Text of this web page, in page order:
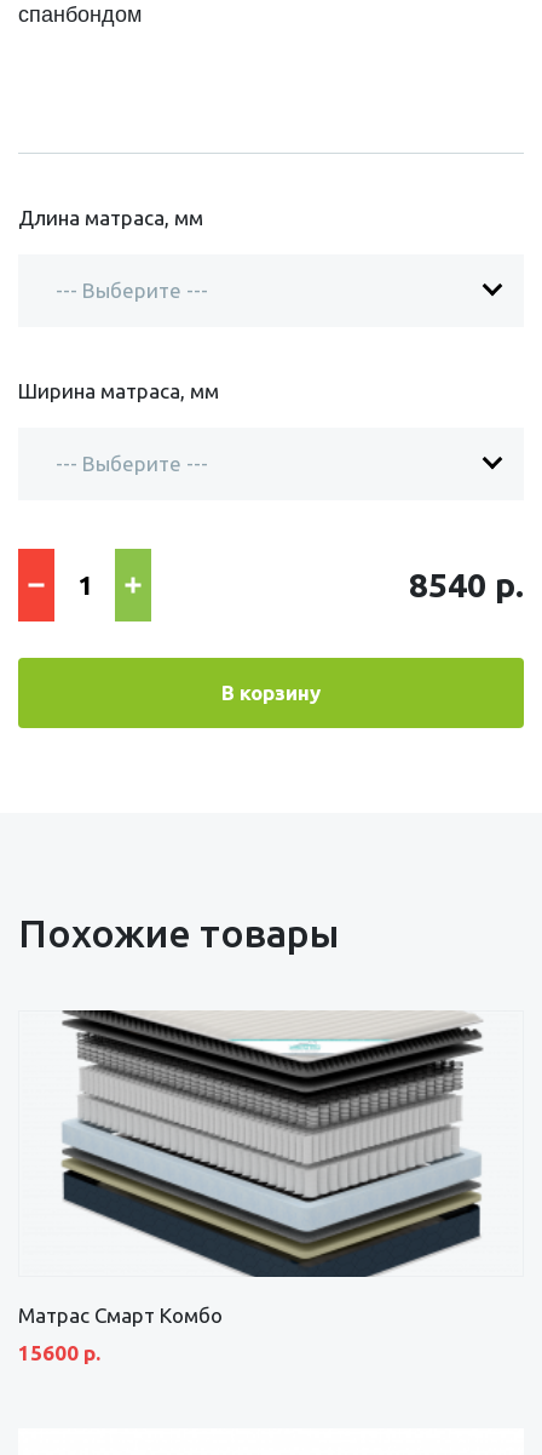
спанбондом
Длина матраса, мм
Ширина матраса, мм
8540 р.
В корзину
Похожие товары
Матрас Смарт Комбо
15600 р.